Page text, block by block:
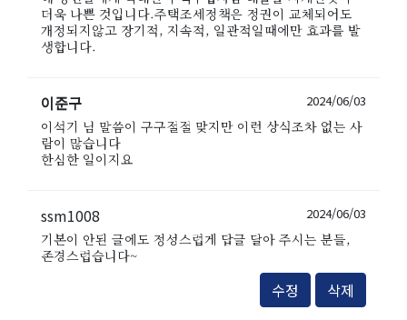
더욱 나쁜 것입니다.주택조세정책은 정권이 교체되어도
개정되지않고 장기적, 지속적, 일관적일때에만 효과를 발
생합니다.
이준구 2024/06/03
이석기 님 말씀이 구구절절 맞지만 이런 상식조차 없는 사
람이 많습니다
한심한 일이지요
ssm1008 2024/06/03
기본이 안된 글에도 정성스럽게 답글 달아 주시는 분들,
존경스럽습니다~
수정 삭제